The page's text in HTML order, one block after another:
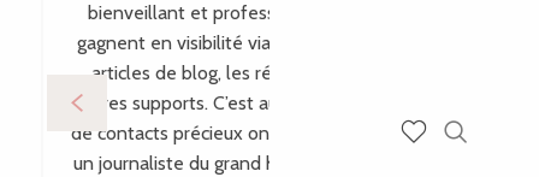
bienveillant et professionnel, mes créations
gagnent en visibilité via leur site internet, leurs
articles de blog, les réseaux sociaux et bien
d’autres supports. C’est aussi par ce biais que plein
de contacts précieux ont vu le jour, comme avec
un journaliste du grand hebdomadaire allemand